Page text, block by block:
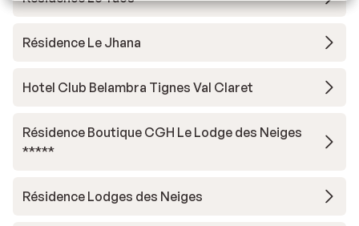
Résidence Le Jhana
Hotel Club Belambra Tignes Val Claret
Résidence Boutique CGH Le Lodge des Neiges
*****
Résidence Lodges des Neiges